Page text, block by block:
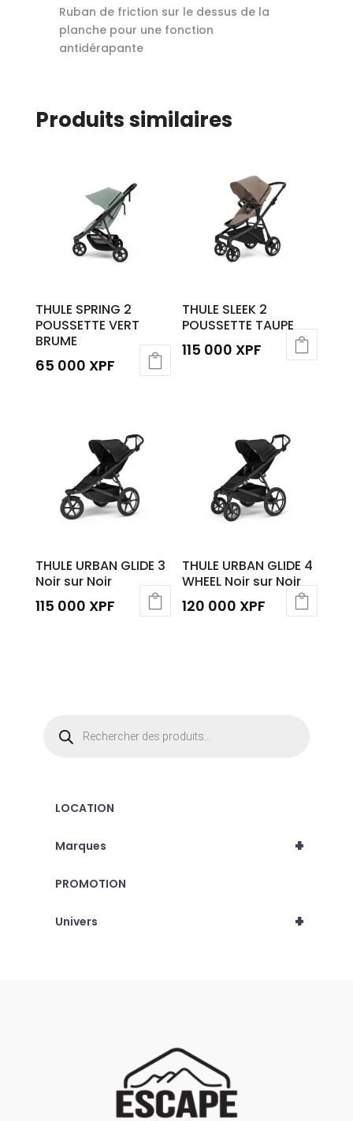
Ruban de friction sur le dessus de la
planche pour une fonction
antidérapante
Produits similaires
THULE SPRING 2
POUSSETTE VERT
BRUME
65 000 XPF
THULE SLEEK 2
POUSSETTE TAUPE
115 000 XPF
THULE URBAN GLIDE 3
Noir sur Noir
115 000 XPF
THULE URBAN GLIDE 4
WHEEL Noir sur Noir
120 000 XPF
produits
LOCATION
+
Marques
PROMOTION
+
Univers